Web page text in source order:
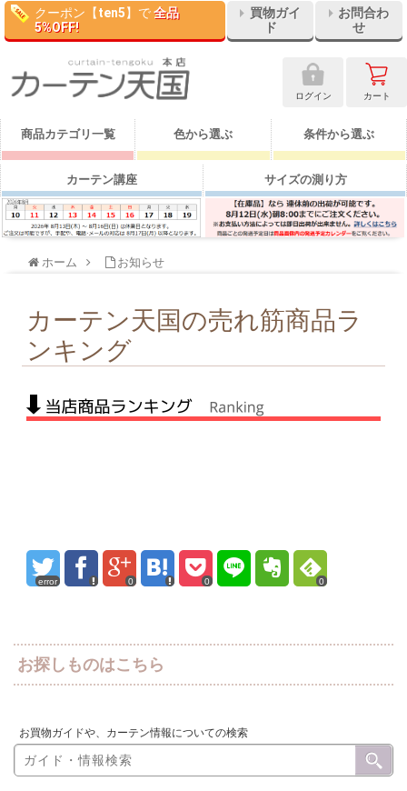
クーポン【ten5】で全品
5%OFF!
買物ガイ
ド
お問合わ
せ
ログイン カート
商品カテゴリ一覧 色から選ぶ 条件から選ぶ
カーテン講座 サイズの測り方
ホーム お知らせ
カーテン天国の売れ筋商品ラ
ンキング
error 0 0 0
お探しものはこちら
お買物ガイドや、カーテン情報についての検索